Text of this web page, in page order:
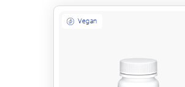
Vegan